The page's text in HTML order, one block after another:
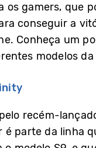
os gamers, que
conseguir a
Conheça um
modelos da
recém-
é parte da linha